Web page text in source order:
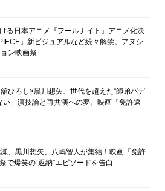
る日本アニメ『フールナイト』アニメ化決
』新ビジュアルなど続々解禁。アヌシ
ン映画祭
舘ひろし×黒川想矢、世代を超えた“師弟バデ
い」演技論と再共演への夢。映画『免許返
、黒川想矢、八嶋智人が集結！映画『免許
で爆笑の“返納”エピソードを告白